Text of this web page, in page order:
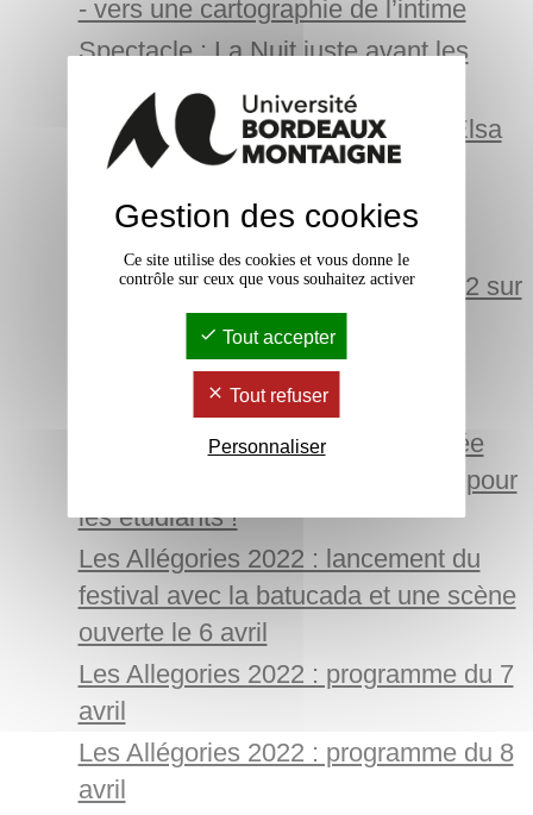
- vers une cartographie de l’intime
Spectacle : La Nuit juste avant les
Débat public avec la philosophe Elsa
Dorlin
Une ville de papier - performance
Festival Géocinéma : l'édition 2022 sur
la montagne
Entretien avec Catherine Marnas,
directrice du TnBA
Bacchanight 7 : nocturne au Musée
des Beaux-arts, une soirée par et pour
les étudiants !
Les Allégories 2022 : lancement du
festival avec la batucada et une scène
ouverte le 6 avril
Les Allegories 2022 : programme du 7
avril
Les Allégories 2022 : programme du 8
avril
Gestion des cookies
Ce site utilise des cookies et vous donne le
contrôle sur ceux que vous souhaitez activer
Tout accepter
Tout refuser
Personnaliser